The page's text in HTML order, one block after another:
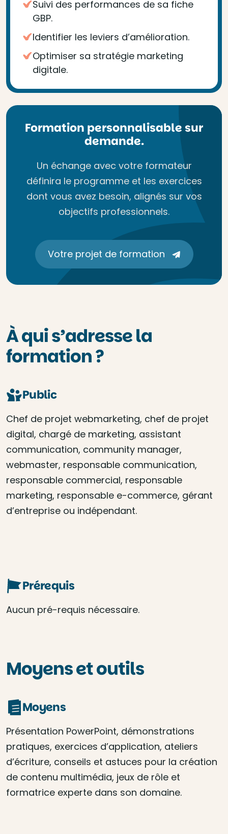
Suivi des performances de sa fiche
GBP.
Identifier les leviers d’amélioration.
Optimiser sa stratégie marketing
digitale.
Formation personnalisable sur
demande.
Un échange avec votre formateur
définira le programme et les exercices
dont vous avez besoin, alignés sur vos
objectifs professionnels.
Votre projet de formation
À qui s’adresse la
formation ?
Public
Chef de projet webmarketing, chef de projet
digital, chargé de marketing, assistant
communication, community manager,
webmaster, responsable communication,
responsable commercial, responsable
marketing, responsable e-commerce, gérant
d’entreprise ou indépendant.
Prérequis
Aucun pré-requis nécessaire.
Moyens et outils
Moyens
Présentation PowerPoint, démonstrations
pratiques, exercices d’application, ateliers
d’écriture, conseils et astuces pour la création
de contenu multimédia, jeux de rôle et
formatrice experte dans son domaine.